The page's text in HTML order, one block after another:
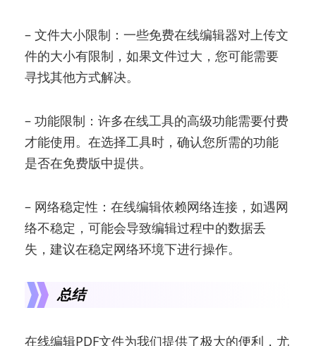
– 文件大小限制：一些免费在线编辑器对上传文
件的大小有限制，如果文件过大，您可能需要
寻找其他方式解决。
– 功能限制：许多在线工具的高级功能需要付费
才能使用。在选择工具时，确认您所需的功能
是否在免费版中提供。
– 网络稳定性：在线编辑依赖网络连接，如遇网
络不稳定，可能会导致编辑过程中的数据丢
失，建议在稳定网络环境下进行操作。
总结
在线编辑PDF文件为我们提供了极大的便利，尤